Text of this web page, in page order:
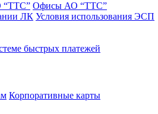
“ТТС” Офисы АО “ТТС”
ЛК Условия использования ЭСП
Корпоративные карты